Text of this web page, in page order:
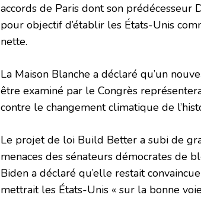
accords de Paris dont son prédécesseur
pour objectif d’établir les États-Unis
nette.
La Maison Blanche a déclaré qu’un
être examiné par le Congrès
contre le changement climatique de
Le projet de loi Build Better a subi de
menaces des sénateurs démocrates de
Biden a déclaré qu’elle restait
mettrait les États-Unis « sur la bonne